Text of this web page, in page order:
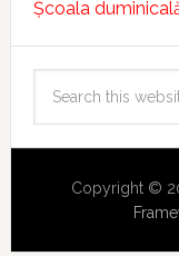
Școala
Copyright ©